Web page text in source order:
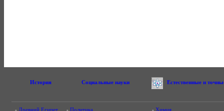
История Социальные науки Естественные и
- Древний Египет
- Политика
- Химия